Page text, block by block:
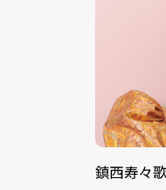
鎮西寿々